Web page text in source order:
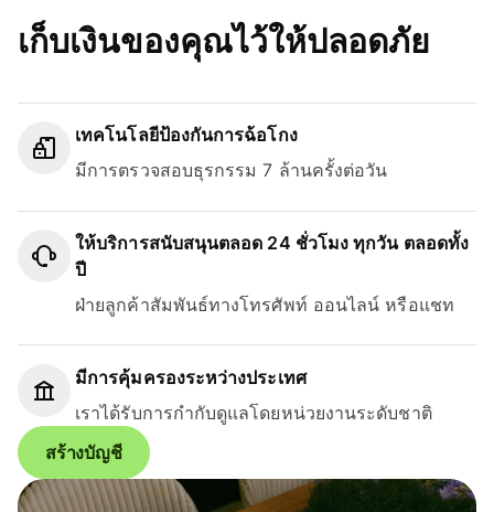
เก็บเงินของคุณไว้ให้ปลอดภัย
เทคโนโลยีป้องกันการฉ้อโกง
มีการตรวจสอบธุรกรรม 7 ล้านครั้งต่อวัน
ให้บริการสนับสนุนตลอด 24 ชั่วโมง ทุกวัน ตลอดทั้ง
ปี
ฝ่ายลูกค้าสัมพันธ์ทางโทรศัพท์ ออนไลน์ หรือแชท
มีการคุ้มครองระหว่างประเทศ
เราได้รับการกำกับดูแลโดยหน่วยงานระดับชาติ
สร้างบัญชี